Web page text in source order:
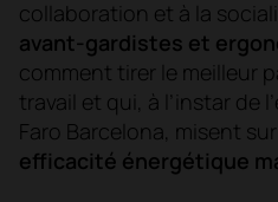
collaboration et à la
avant-gardistes et
comment tirer le meilleur
travail et qui, à l’instar de
Faro Barcelona, misent
efficacité énergétique